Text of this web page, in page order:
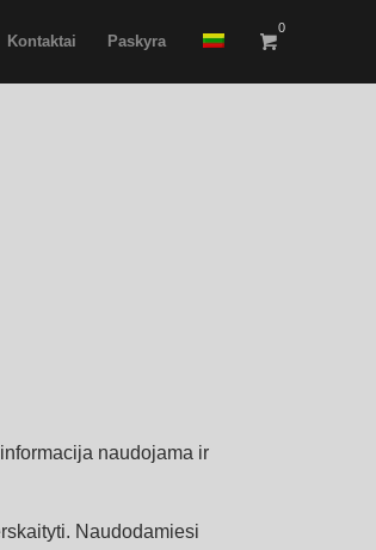
Kontaktai Paskyra
0
naudojama ir
Naudodamiesi